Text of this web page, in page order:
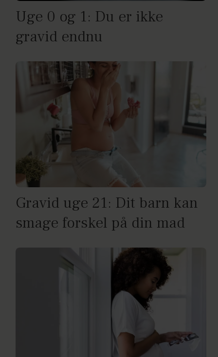
Uge 0 og 1: Du er ikke
gravid endnu
Gravid uge 21: Dit barn kan
smage forskel på din mad